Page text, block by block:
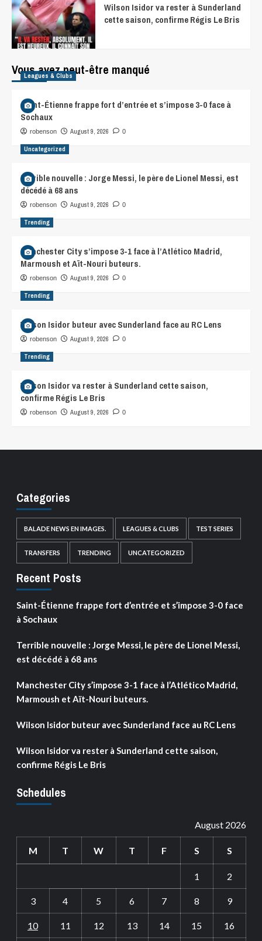
Wilson Isidor va rester à Sunderland
cette saison, confirme Régis Le Bris
Vous avez peut-être manqué
Leagues & Clubs
Saint-Étienne frappe fort d’entrée et s’impose 3-0 face à
Sochaux
robenson August 9, 2026 0
Uncategorized
Terrible nouvelle : Jorge Messi, le père de Lionel Messi, est
décédé à 68 ans
robenson August 9, 2026 0
Trending
Manchester City s’impose 3-1 face à l’Atlético Madrid,
Marmoush et Aït-Nouri buteurs.
robenson August 9, 2026 0
Trending
Wilson Isidor buteur avec Sunderland face au RC Lens
robenson August 9, 2026 0
Trending
Wilson Isidor va rester à Sunderland cette saison,
confirme Régis Le Bris
robenson August 9, 2026 0
Categories
BALADE NEWS EN IMAGES. LEAGUES & CLUBS TEST SERIES
TRANSFERS TRENDING UNCATEGORIZED
Recent Posts
Saint-Étienne frappe fort d’entrée et s’impose 3-0 face
à Sochaux
Terrible nouvelle : Jorge Messi, le père de Lionel Messi,
est décédé à 68 ans
Manchester City s’impose 3-1 face à l’Atlético Madrid,
Marmoush et Aït-Nouri buteurs.
Wilson Isidor buteur avec Sunderland face au RC Lens
Wilson Isidor va rester à Sunderland cette saison,
confirme Régis Le Bris
Schedules
August 2026
M T W T F S S
1 2
3 4 5 6 7 8 9
10 11 12 13 14 15 16